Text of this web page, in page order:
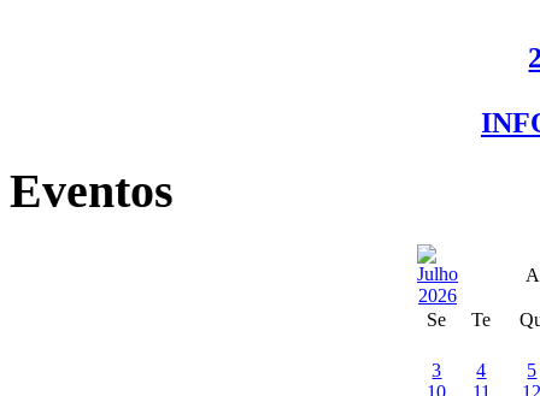
Eventos
Se Te
3 4
5